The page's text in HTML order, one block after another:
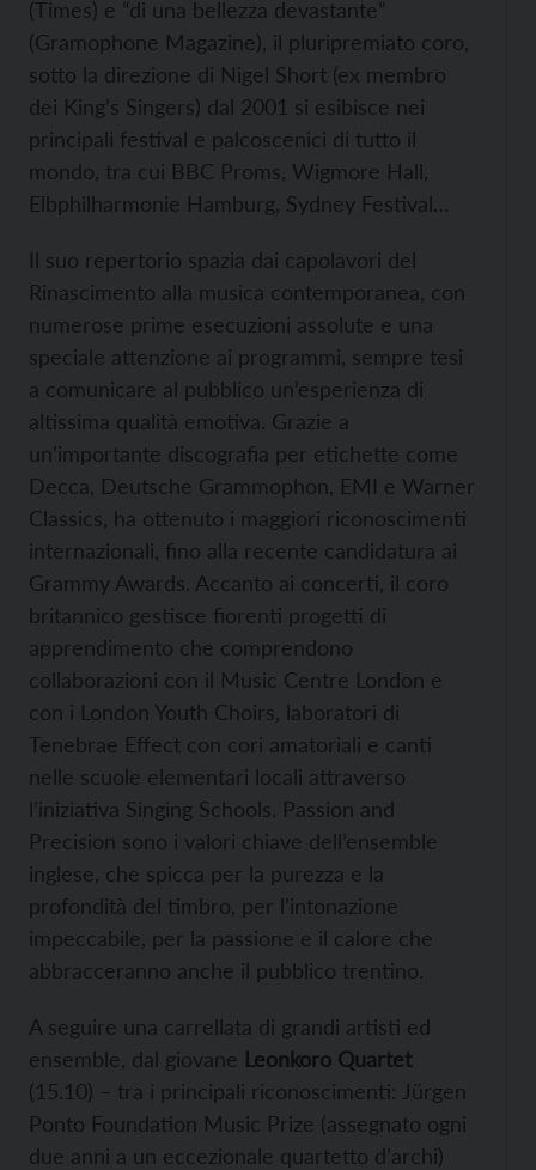
(Times) e “di una bellezza devastante”
(Gramophone Magazine), il pluripremiato coro,
sotto la direzione di Nigel Short (ex membro
dei King’s Singers) dal 2001 si esibisce nei
principali festival e palcoscenici di tutto il
mondo, tra cui BBC Proms, Wigmore Hall,
Elbphilharmonie Hamburg, Sydney Festival…
Il suo repertorio spazia dai capolavori del
Rinascimento alla musica contemporanea, con
numerose prime esecuzioni assolute e una
speciale attenzione ai programmi, sempre tesi
a comunicare al pubblico un’esperienza di
altissima qualità emotiva. Grazie a
un’importante discografia per etichette come
Decca, Deutsche Grammophon, EMI e Warner
Classics, ha ottenuto i maggiori riconoscimenti
internazionali, fino alla recente candidatura ai
Grammy Awards. Accanto ai concerti, il coro
britannico gestisce fiorenti progetti di
apprendimento che comprendono
collaborazioni con il Music Centre London e
con i London Youth Choirs, laboratori di
Tenebrae Effect con cori amatoriali e canti
nelle scuole elementari locali attraverso
l’iniziativa Singing Schools. Passion and
Precision sono i valori chiave dell’ensemble
inglese, che spicca per la purezza e la
profondità del timbro, per l’intonazione
impeccabile, per la passione e il calore che
abbracceranno anche il pubblico trentino.
A seguire una carrellata di grandi artisti ed
ensemble, dal giovane Leonkoro Quartet
(15.10) – tra i principali riconoscimenti: Jürgen
Ponto Foundation Music Prize (assegnato ogni
due anni a un eccezionale quartetto d’archi)